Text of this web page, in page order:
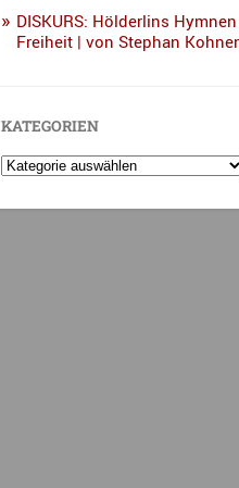
DISKURS: Hölderlins
Freiheit | von Stephan
KATEGORIEN